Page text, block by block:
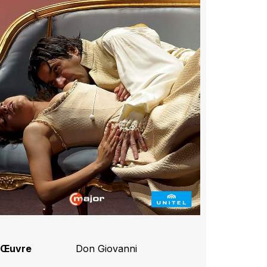
Œuvre Don Giovanni